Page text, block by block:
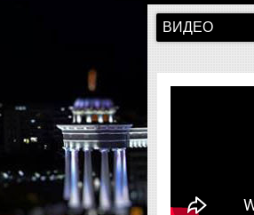
ВИДЕО